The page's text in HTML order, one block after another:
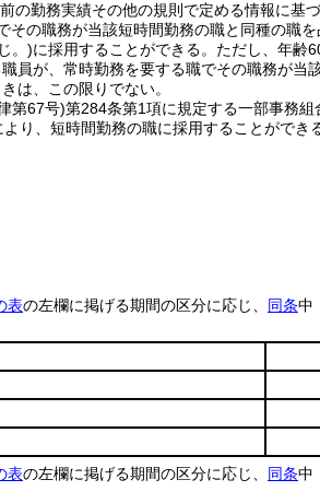
の勤務実績その他の規則で定める情報に基
の職務が当該短時間勤務の職と同種の職を
。)に採用することができる。 ただし、年齢
員が、常時勤務を要する職でその職務が当
は、この限りでない。
第67号)第284条第1項に規定する一部事務組
り、短時間勤務の職に採用することができる
表の左欄に掲げる期間の区分に応じ、 同条中
表の左欄に掲げる期間の区分に応じ、 同条中